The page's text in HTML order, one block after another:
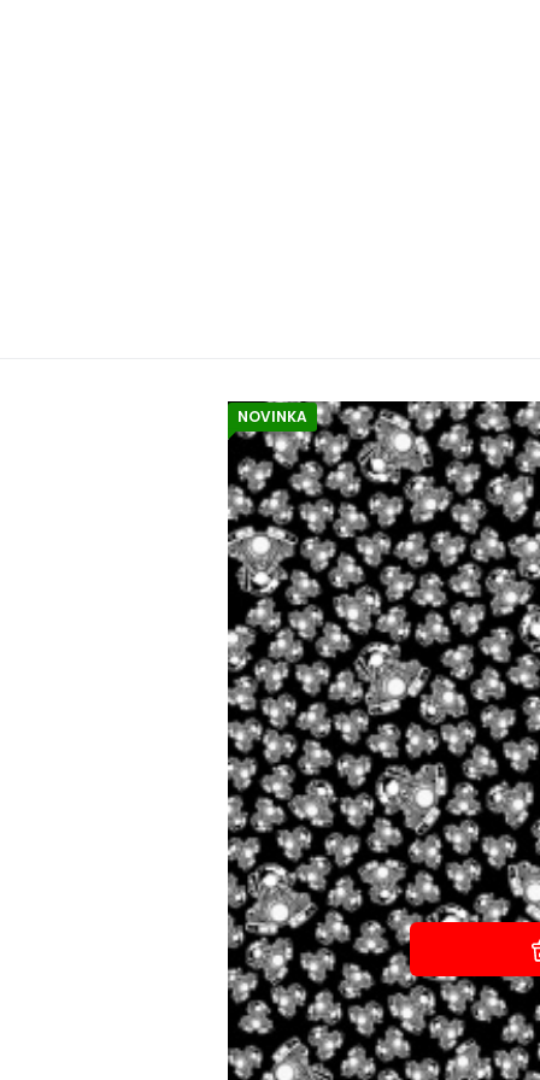
NOVINKA
Velký (80x80 cm) bavlněný šátek